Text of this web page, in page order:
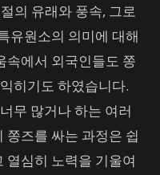
의 유래와 풍속, 그로
유원소의 의미에 대해
속에서 외국인들도 쫑
히기도 하였습니다.
무 많거나 하는 여러
쫑즈를 싸는 과정은 쉽
열심히 노력을 기울여